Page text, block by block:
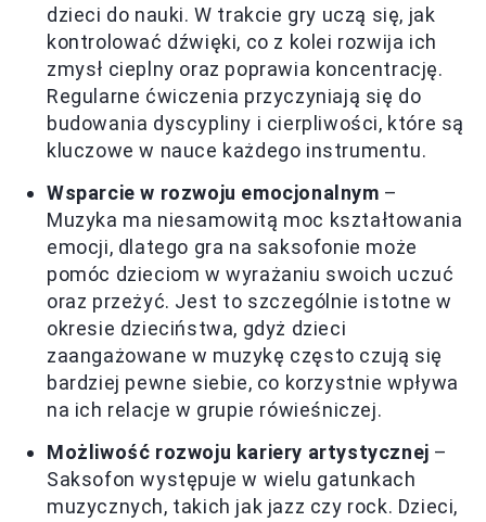
dzieci do nauki. W trakcie gry uczą się, jak
kontrolować dźwięki, co z kolei rozwija ich
zmysł cieplny oraz poprawia koncentrację.
Regularne ćwiczenia przyczyniają się do
budowania dyscypliny i cierpliwości, które są
kluczowe w nauce każdego instrumentu.
Wsparcie w rozwoju emocjonalnym –
Muzyka ma niesamowitą moc kształtowania
emocji, dlatego gra na saksofonie może
pomóc dzieciom w wyrażaniu swoich uczuć
oraz przeżyć. Jest to szczególnie istotne w
okresie dzieciństwa, gdyż dzieci
zaangażowane w muzykę często czują się
bardziej pewne siebie, co korzystnie wpływa
na ich relacje w grupie rówieśniczej.
Możliwość rozwoju kariery artystycznej –
Saksofon występuje w wielu gatunkach
muzycznych, takich jak jazz czy rock. Dzieci,